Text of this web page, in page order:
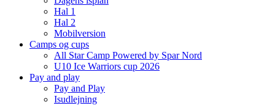
Hal 1
Hal 2
Mobilversion
Camps og cups
All Star Camp Powered by Spar Nord
U10 Ice Warriors cup 2026
Pay and play
Pay and Play
Isudlejning